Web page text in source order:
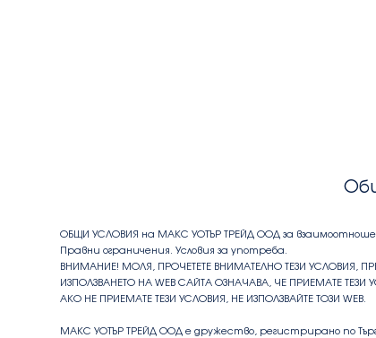
ОБЩИ УСЛОВИЯ на МАКС УОТЪР ТРЕЙД ООД за
Правни ограничения. Условия за употреба.
ВНИМАНИЕ! МОЛЯ, ПРОЧЕТЕТЕ ВНИМАТЕЛНО ТЕЗИ УСЛОВИЯ,
ИЗПОЛЗВАНЕТО НА WEB САЙТA ОЗНАЧАВА, ЧЕ ПРИЕМАТЕ ТЕЗИ
АКО НЕ ПРИЕМАТЕ ТЕЗИ УСЛОВИЯ, НЕ ИЗПОЛЗВАЙТЕ ТОЗИ WEB.
МАКС УОТЪР ТРЕЙД ООД е дружество, регистрирано по